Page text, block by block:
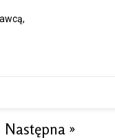
Następna »